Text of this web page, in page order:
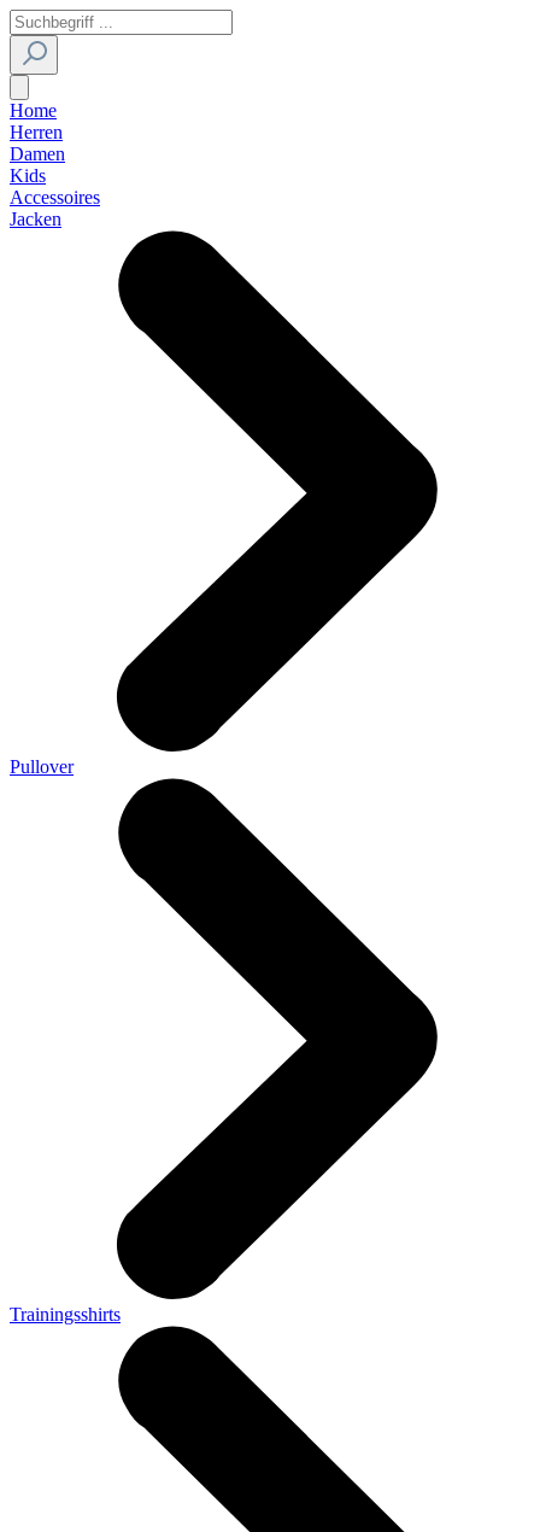
Home
Herren
Damen
Kids
Accessoires
Jacken
Pullover
Trainingsshirts